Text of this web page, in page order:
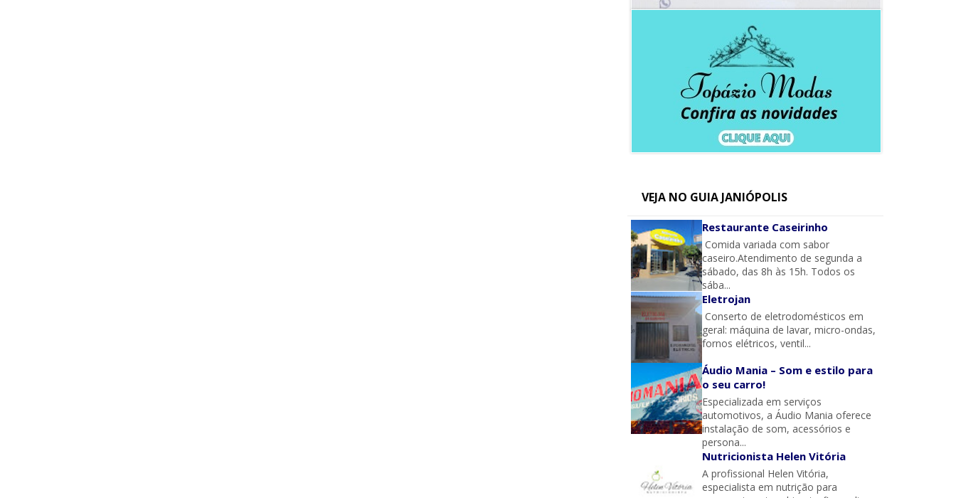
VEJA NO GUIA JANIÓPOLIS
Restaurante Caseirinho
Comida variada com sabor
caseiro.Atendimento de segunda a
sábado, das 8h às 15h. Todos os
sába...
Eletrojan
Conserto de eletrodomésticos em
geral: máquina de lavar, micro-ondas,
fornos elétricos, ventil...
Áudio Mania – Som e estilo para
o seu carro!
Especializada em serviços
automotivos, a Áudio Mania oferece
instalação de som, acessórios e
persona...
Nutricionista Helen Vitória
A profissional Helen Vitória,
especialista em nutrição para